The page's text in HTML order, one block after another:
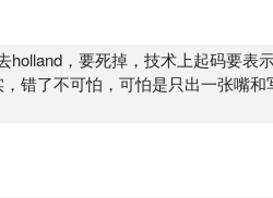
，要死掉，技术上起码要表
错了不可怕，可怕是只出一张嘴